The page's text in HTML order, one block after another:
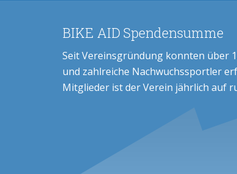
BIKE AID Spendensumme
Seit Vereinsgründung konnten über
und zahlreiche Nachwuchssportler
Mitglieder ist der Verein jährlich auf